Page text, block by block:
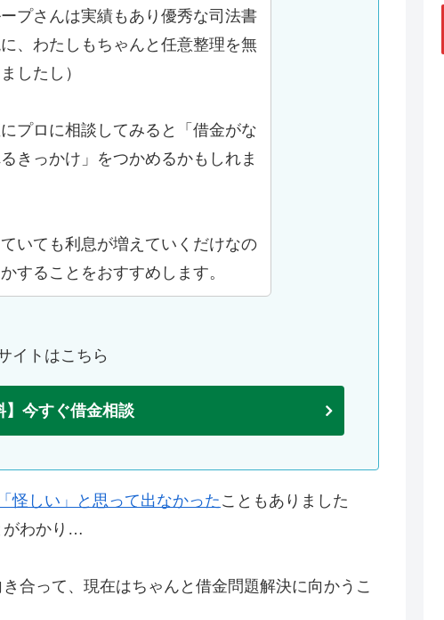
プさんは実績もあり優秀な司法書
、わたしもちゃんと任意整理を無
したし）
プロに相談してみると「借金がな
きっかけ」をつかめるかもしれま
いても利息が増えていくだけなの
することをおすすめします。
イトはこちら
】今すぐ借金相談
怪しい」と思って出なかった こともありました
がわかり…
合って、現在はちゃんと借金問題解決に向かうこ